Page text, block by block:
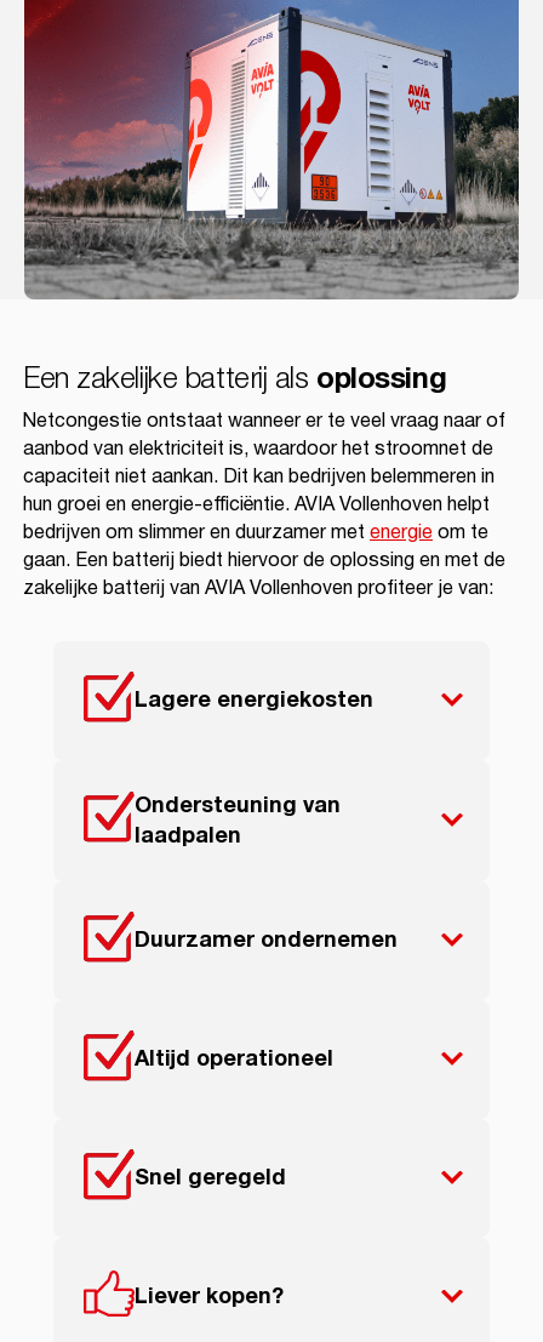
Een zakelijke batterij als oplossing
Netcongestie ontstaat wanneer er te veel vraag naar of
aanbod van elektriciteit is, waardoor het stroomnet de
capaciteit niet aankan. Dit kan bedrijven belemmeren in
hun groei en energie-efficiëntie. AVIA Vollenhoven helpt
bedrijven om slimmer en duurzamer met energieom te
gaan. Een batterij biedt hiervoor de oplossing en met de
zakelijke batterij van AVIA Vollenhoven profiteer je van:
Lagere energiekosten
Ondersteuning van
laadpalen
Duurzamer ondernemen
Altijd operationeel
Snel geregeld
Liever kopen?